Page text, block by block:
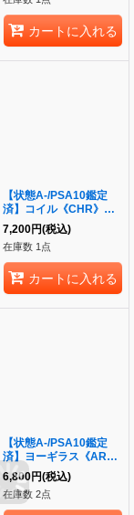
カートに入れる
【状態A-/PSA10鑑定
済】コイル《CHR》
{055/049}[その他]
7,200円(税込)
在庫数 1点
カートに入れる
【状態A-/PSA10鑑定
済】ヨーギラス《AR》
{114/108}[-]
6,800円(税込)
在庫数 2点